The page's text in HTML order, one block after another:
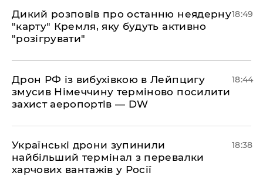
​Дикий розповів про останню неядерну
"карту" Кремля, яку будуть активно
"розігрувати"
18:49
​Дрон РФ із вибухівкою в Лейпцигу
змусив Німеччину терміново посилити
захист аеропортів — DW
18:44
​Українські дрони зупинили
найбільший термінал з перевалки
харчових вантажів у Росії
18:38